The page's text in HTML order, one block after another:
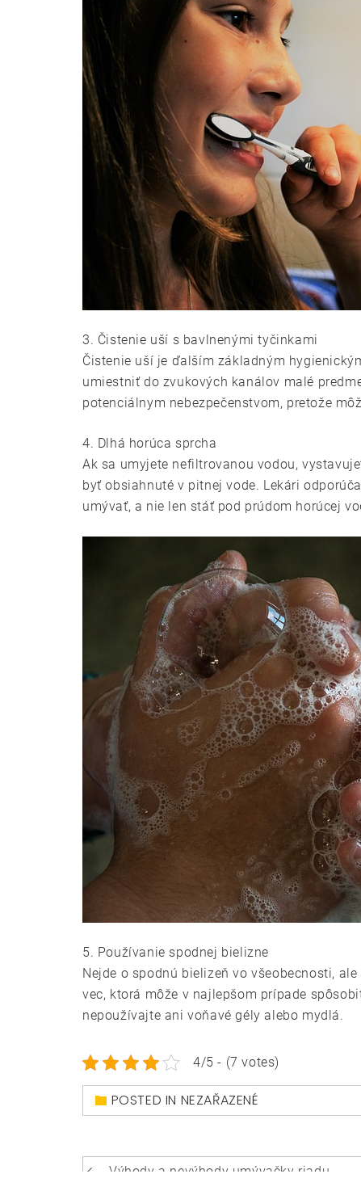
3. Čistenie uší s bavlnenými tyčinkami
Čistenie uší je ďalším základným
umiestniť do zvukových kanálov malé
potenciálnym nebezpečenstvom, pretože
4. Dlhá horúca sprcha
Ak sa umyjete nefiltrovanou vodou,
byť obsiahnuté v pitnej vode. Lekári
umývať, a nie len stáť pod prúdom horúcej
5. Používanie spodnej bielizne
Nejde o spodnú bielizeň vo všeobecnosti,
vec, ktorá môže v najlepšom prípade
nepoužívajte ani voňavé gély alebo mydlá.
4/5 - (7 votes)
POSTED IN NEZAŘAZENÉ
Navigace
Výhody a nevýhody umývačky riadu